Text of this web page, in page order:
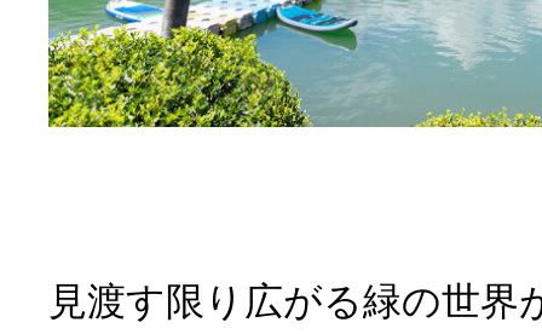
見渡す限り広がる緑の世界